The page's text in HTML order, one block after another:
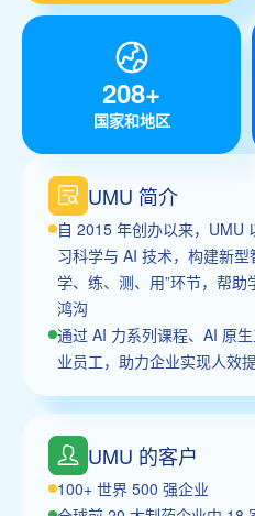
208+
国家和地区
UMU 简介
自 2015 年创办以来，UMU
习科学与 AI 技术，构建新型
学、练、测、用”环节，帮助
鸿沟
通过 AI 力系列课程、AI 原
业员工，助力企业实现人效
UMU 的客户
100+ 世界 500 强企业